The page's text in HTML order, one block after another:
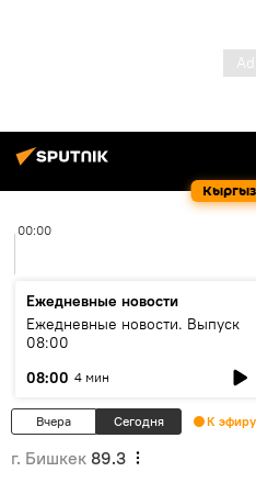
00:00
Ежедневные новости
Ежедневные новости. Выпуск
08:00
08:00 4 мин
Вчера Сегодня К эфиру
г. Бишкек 89.3